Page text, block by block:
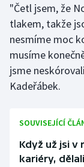
Vodní slalom
Volejbal
Ostatní
"Četl jsem, že
tlakem, takže
nesmíme moc
musíme
jsme
Kadeřábek.
SOUVISEJÍCÍ
Když už jsi v
kariéry,